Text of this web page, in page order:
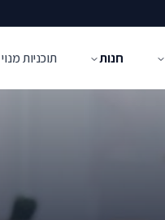
חנות תוכניות מנוי